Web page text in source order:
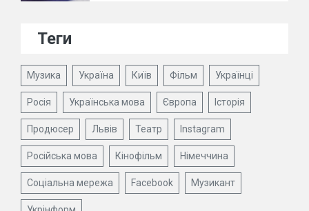
Теги
Музика Україна Київ Фільм Українці
Росія Українська мова Європа Історія
Продюсер Львів Театр Instagram
Російська мова Кінофільм Німеччина
Соціальна мережа Facebook Музикант